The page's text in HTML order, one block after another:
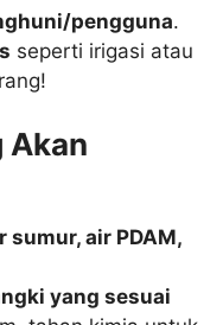
pengguna.
seperti irigasi atau
Akan
sumur, air PDAM,
yang sesuai